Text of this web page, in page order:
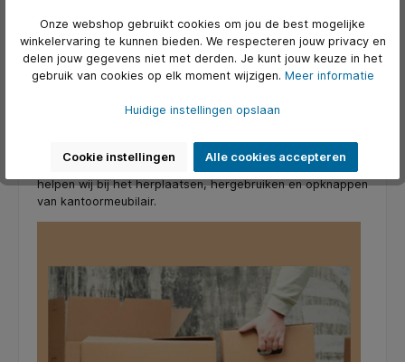
ook zien dat circulair werken niet ten koste hoeft te gaan
van design, comfort of betrouwbaarheid. ITC Furniture,
onderdeel van KantoorArtikelen.nl, volgt König + Neurath
op de voet én ondersteunt en biedt de circulaire
oplossingen van seKNd.life aan.
Wij ondersteunen dit soort oplossingen dus graag, want
verschil. En dat is iets wat wij bij ITC Furniture al meer dan
vijftien jaar in de praktijk brengen. Al ruim een decennium
helpen wij bij het herplaatsen, hergebruiken en opknappen
van kantoormeubilair.
Onze webshop gebruikt cookies om jou de best mogelijke
winkelervaring te kunnen bieden. We respecteren jouw privacy en
delen jouw gegevens niet met derden. Je kunt jouw keuze in het
gebruik van cookies op elk moment wijzigen. Meer informatie
Huidige instellingen opslaan
Cookie instellingen Alle cookies accepteren